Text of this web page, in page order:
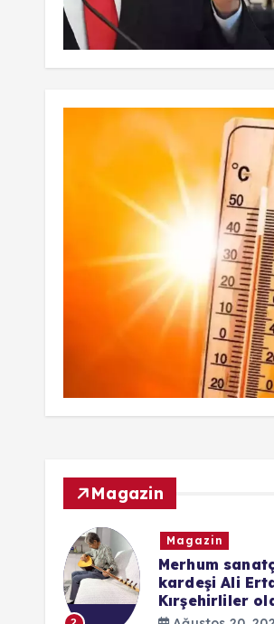
Magazin
Magazin
Merhum
kardeşi Ali
Kırşehirliler